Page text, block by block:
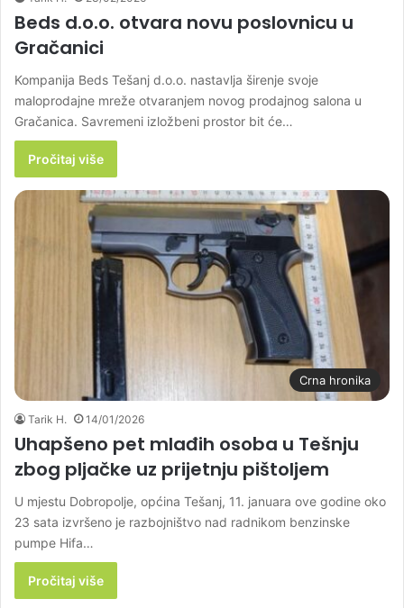
Beds d.o.o. otvara novu poslovnicu u
Gračanici
Kompanija Beds Tešanj d.o.o. nastavlja širenje svoje
maloprodajne mreže otvaranjem novog prodajnog salona u
Gračanica. Savremeni izložbeni prostor bit će…
Pročitaj više
Crna hronika
Tarik H. 14/01/2026
Uhapšeno pet mlađih osoba u Tešnju
zbog pljačke uz prijetnju pištoljem
U mjestu Dobropolje, općina Tešanj, 11. januara ove godine oko
23 sata izvršeno je razbojništvo nad radnikom benzinske
pumpe Hifa…
Pročitaj više